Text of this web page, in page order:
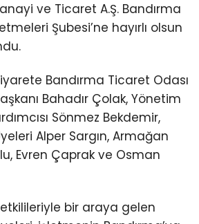
ve Ticaret A.Ş. Bandırma
Şubesi’ne hayırlı olsun
Bandırma Ticaret Odası
Bahadır Çolak, Yönetim
Sönmez Bekdemir,
Alper Sargın, Armağan
Evren Çaprak ve Osman
bir araya gelen